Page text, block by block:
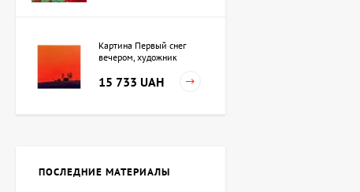
Картина Первый снег
вечером, художник
15 733 UAH
Цена по
ПОСЛЕДНИЕ МАТЕРИАЛЫ